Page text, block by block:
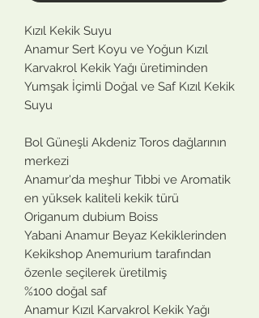
Kızıl Kekik Suyu
Anamur Sert Koyu ve Yoğun Kızıl
Karvakrol Kekik Yağı üretiminden
Yumşak İçimli Doğal ve Saf Kızıl Kekik
Suyu
Bol Güneşli Akdeniz Toros dağlarının
merkezi
Anamur'da meşhur Tıbbi ve Aromatik
en yüksek kaliteli kekik türü
Origanum dubium Boiss
Yabani Anamur Beyaz Kekiklerinden
Kekikshop Anemurium tarafından
özenle seçilerek üretilmiş
%100 doğal saf
Anamur Kızıl Karvakrol Kekik Yağı